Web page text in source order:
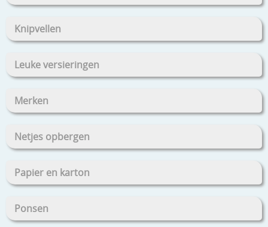
Knipvellen
Leuke versieringen
Merken
Netjes opbergen
Papier en karton
Ponsen